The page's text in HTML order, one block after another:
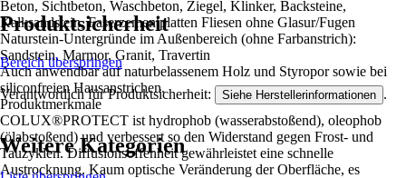
Beton, Sichtbeton, Waschbeton, Ziegel, Klinker, Backsteine,
Kalksandstein, Faserzementplatten Fliesen ohne Glasur/Fugen
Naturstein-Untergründe im Außenbereich (ohne Farbanstrich):
Sandstein, Marmor, Granit, Travertin
Auch anwendbar auf naturbelassenem Holz und Styropor sowie bei
siliconfreien Hausanstrichen.
Produktmerkmale
COLUX®PROTECT ist hydrophob (wasserabstoßend), oleophob
(ölabstoßend) und verbessert so den Widerstand gegen Frost- und
Tauzyklen. Diffusionsoffenheit gewährleistet eine schnelle
Austrocknung. Kaum optische Veränderung der Oberfläche, es
Produktsicherheit
Bereich überspringen
Verantwortlich für Produktsicherheit: Siehe Herstellerinformationen .
Weitere Kategorien